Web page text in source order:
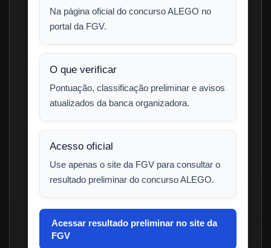
Na página oficial do concurso ALEGO no
portal da FGV.
O que verificar
Pontuação, classificação preliminar e avisos
atualizados da banca organizadora.
Acesso oficial
Use apenas o site da FGV para consultar o
resultado preliminar do concurso ALEGO.
Acessar resultado preliminar no site da
FGV